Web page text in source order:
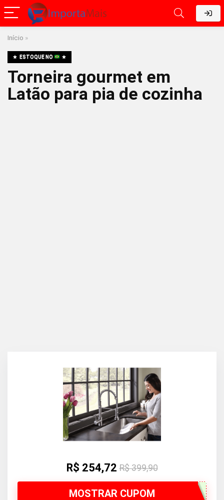
Início »
ESTOQUE NO
Torneira gourmet em
Latão para pia de cozinha
R$ 254,72 R$ 399,90
MOSTRAR CUPOM